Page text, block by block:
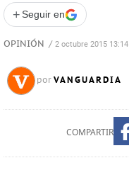
+ Seguir en
OPINIÓN / 2 octubre 2015 13:14
por VANGUARDIA
COMPARTIR